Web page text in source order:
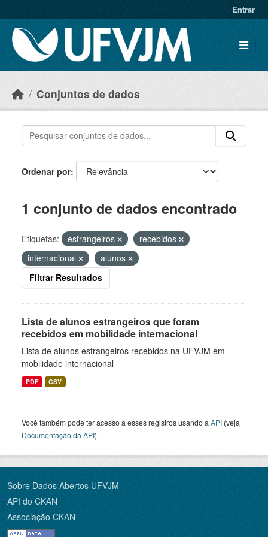
Entrar
Conjuntos de dados
Ordenar por
1 conjunto de dados encontrado
Etiquetas: estrangeiros
recebidos
internacional
alunos
Filtrar Resultados
Lista de alunos estrangeiros que foram
recebidos em mobilidade internacional
Lista de alunos estrangeiros recebidos na UFVJM em
mobilidade internacional
PDF CSV
Você também pode ter acesso a esses registros usando a API (veja
Documentação da API).
Sobre Dados Abertos UFVJM
API do CKAN
Associação CKAN